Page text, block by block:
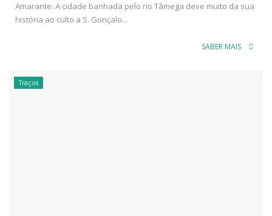
Amarante: A cidade banhada pelo rio Tâmega deve muito da sua
história ao culto a S. Gonçalo...
SABER MAIS
Traços